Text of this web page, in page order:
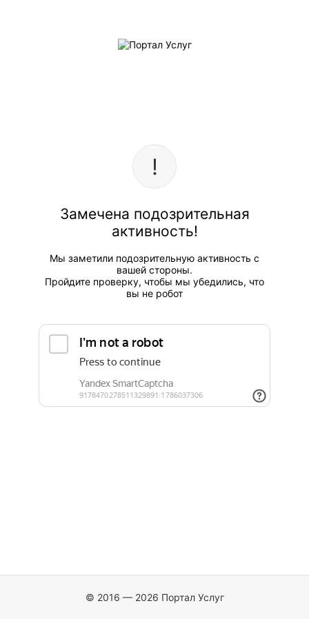
Замечена подозрительная
активность!
Мы заметили подозрительную активность с
вашей стороны.
Пройдите проверку, чтобы мы убедились, что
вы не робот
© 2016 — 2026 Портал Услуг